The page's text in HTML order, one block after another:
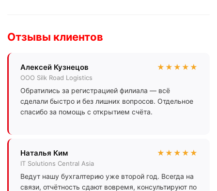
Отзывы клиентов
Алексей Кузнецов ★★★★★
ООО Silk Road Logistics
Обратились за регистрацией филиала — всё
сделали быстро и без лишних вопросов. Отдельное
спасибо за помощь с открытием счёта.
Наталья Ким ★★★★★
IT Solutions Central Asia
Ведут нашу бухгалтерию уже второй год. Всегда на
связи, отчётность сдают вовремя, консультируют по